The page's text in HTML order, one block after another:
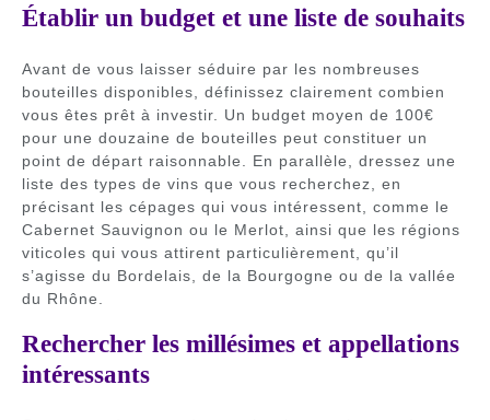
Établir un budget et une liste de souhaits
Avant de vous laisser séduire par les nombreuses
bouteilles disponibles, définissez clairement combien
vous êtes prêt à investir. Un budget moyen de 100€
pour une douzaine de bouteilles peut constituer un
point de départ raisonnable. En parallèle, dressez une
liste des types de vins que vous recherchez, en
précisant les cépages qui vous intéressent, comme le
Cabernet Sauvignon ou le Merlot, ainsi que les régions
viticoles qui vous attirent particulièrement, qu’il
s’agisse du Bordelais, de la Bourgogne ou de la vallée
du Rhône.
Rechercher les millésimes et appellations
intéressants